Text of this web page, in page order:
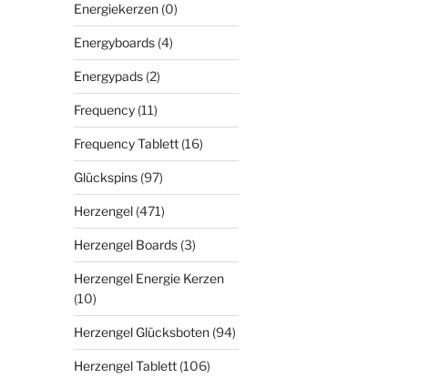
Energiekerzen (0)
Energyboards (4)
Energypads (2)
Frequency (11)
Frequency Tablett (16)
Glückspins (97)
Herzengel (471)
Herzengel Boards (3)
Herzengel Energie Kerzen
(10)
Herzengel Glücksboten (94)
Herzengel Tablett (106)